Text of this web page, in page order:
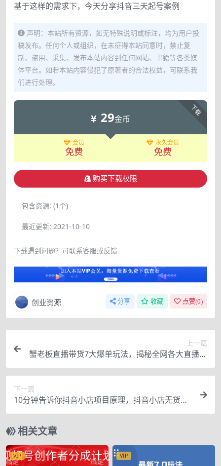
基于这样的需求下，今天分享抖音三天起号案例
声明：本站所有资源，如无特殊说明或标注，均为用户投
稿发布。任何个人或组织，在未征得本站同意时，禁止复
制、盗用、采集、发布本站内容到任何网站、书籍等各类媒
体平台。如若本站内容侵犯了原著者的合法权益，可联系我
们进行处理。
下载
29金币
会员
免费
永久会员
免费
购买下载权限
包含资源: (1个)
最近更新: 2021-10-10
下载遇到问题？可联系客服或反馈
创业资源 分享 收藏 点赞(0)
上一篇
蟹老板直播带货7大爆单玩法，揭秘全网各大直播套
路玩法
下一篇
10分钟告诉你抖音小店项目原理，抖音小店无货源
店群必爆玩法
相关文章
VIP VIP